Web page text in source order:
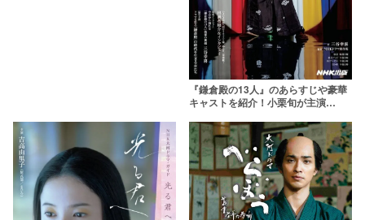
『鎌倉殿の13人』のあらすじや豪華
キャストを紹介！小栗旬が主演